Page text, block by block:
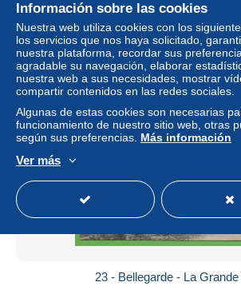
± 9,25 US$
Estatus
23 - Bellegarde - La
Información sobre las cookies
Nuestra web utiliza cookies con los
los servicios que nos haya solicitado,
nuestra plataforma, recordar sus
agradable su navegación, elaborar
nuestra web a sus necesidades, mostrar
compartir contenidos en las redes sociales.
Algunas de estas cookies son necesarias
funcionamiento de nuestro sitio web, otras
según sus preferencias. Más información
Ver más